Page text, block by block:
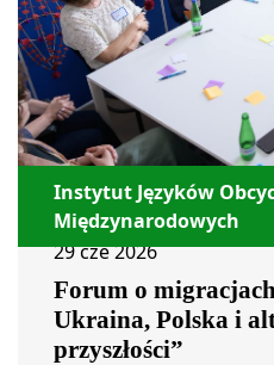
Instytut Języków
Międzynarodowych
29 cze 2026
Forum o
Ukraina, Polska i
przyszłości”